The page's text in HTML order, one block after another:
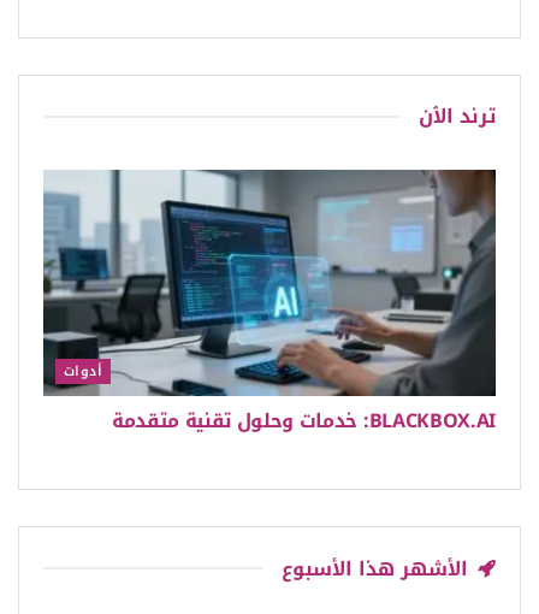
ترند الٱن
أدوات
BLACKBOX.AI: خدمات وحلول تقنية متقدمة
الأشهر هذا الأسبوع